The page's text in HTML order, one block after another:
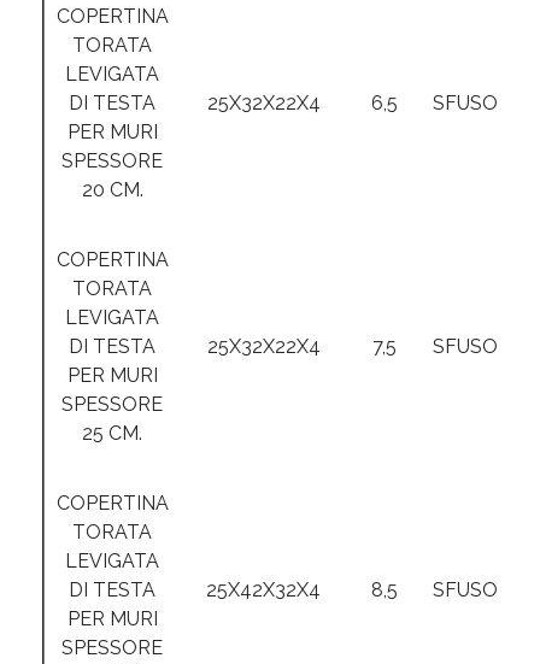
COPERTINA
TORATA
LEVIGATA
DI TESTA
PER MURI
SPESSORE
20 CM.
25X32X22X4 6,5 SFUSO
COPERTINA
TORATA
LEVIGATA
DI TESTA
PER MURI
SPESSORE
25 CM.
25X32X22X4 7,5 SFUSO
COPERTINA
TORATA
LEVIGATA
DI TESTA
PER MURI
SPESSORE
25X42X32X4 8,5 SFUSO